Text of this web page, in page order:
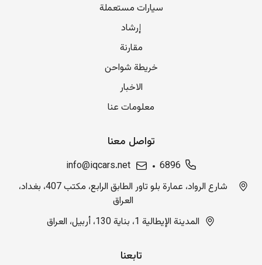
سيارات مستعملة
إرشاد
مقارنة
خريطة شواحن
الاخبار
معلومات عنا
تواصل معنا
6896
info@iqcars.net
شارع الرواد، عمارة بلو تاور الطابق الرابع، مكتب 407، بغداد،
العراق
المدينة الإيطالية 1، بناية 130، أربيل، العراق
تابعنا